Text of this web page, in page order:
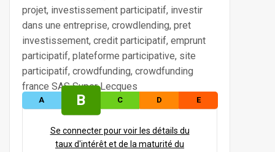
A B C D E
Se connecter pour voir les détails du
taux d'intérêt et de la maturité du